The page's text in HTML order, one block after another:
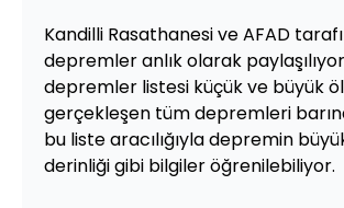
Kandilli Rasathanesi ve AFAD
depremler anlık olarak
depremler listesi küçük ve büyük
gerçekleşen tüm depremleri
bu liste aracılığıyla depremin
derinliği gibi bilgiler öğrenilebiliyor.